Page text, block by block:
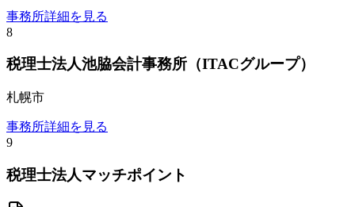
事務所詳細を見る
8
税理士法人池脇会計事務所（ITACグループ）
札幌市
事務所詳細を見る
9
税理士法人マッチポイント